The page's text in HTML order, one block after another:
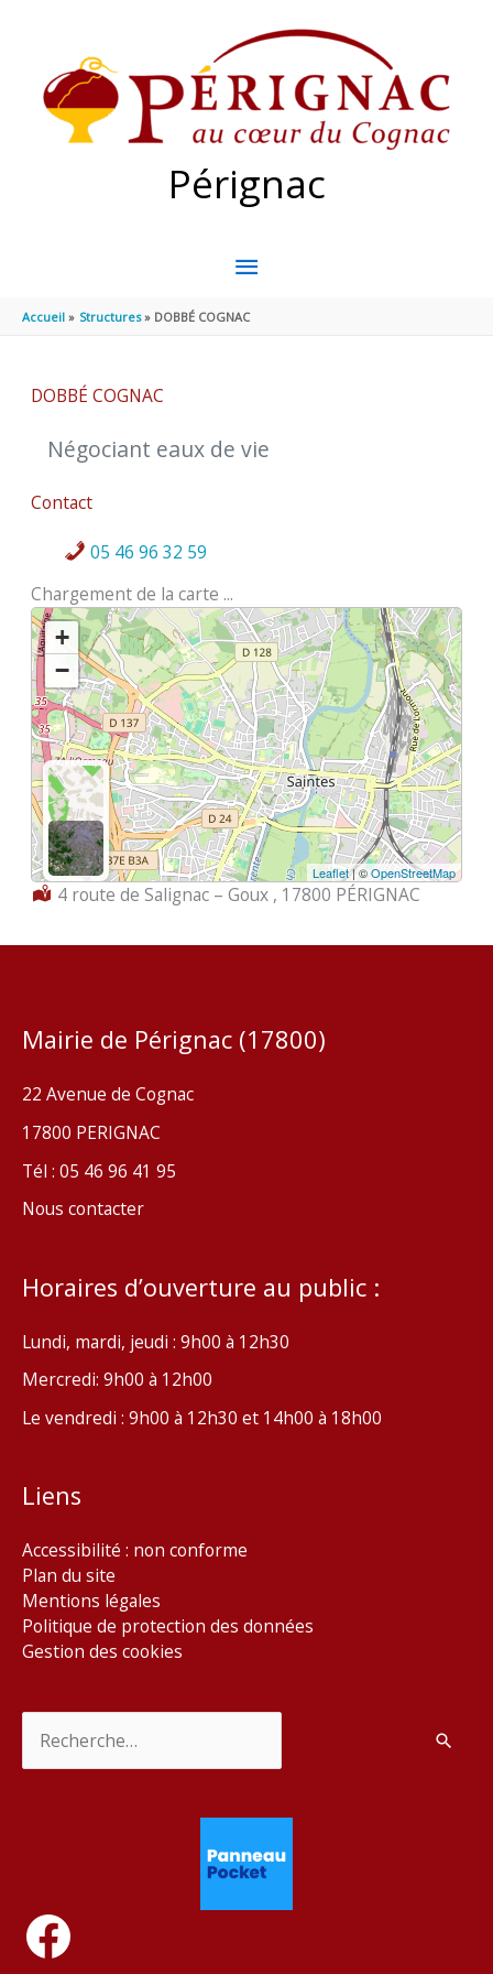
Pérignac
MENU
PRINCIPAL
Accueil Structures DOBBÉ COGNAC
DOBBÉ COGNAC
Négociant eaux de vie
Contact
05 46 96 32 59
Chargement de la carte ...
+
−
Leaflet| ©OpenStreetMap
Localisation :
4 route de Salignac – Goux , 17800 PÉRIGNAC
Mairie de Pérignac (17800)
22 Avenue de Cognac
17800 PERIGNAC
Tél : 05 46 96 41 95
Nous contacter
Horaires d’ouverture au public :
Lundi, mardi, jeudi : 9h00 à 12h30
Mercredi: 9h00 à 12h00
Le vendredi : 9h00 à 12h30 et 14h00 à 18h00
Liens
Accessibilité : non conforme
Plan du site
Mentions légales
Politique de protection des données
Gestion des cookies
Facebook